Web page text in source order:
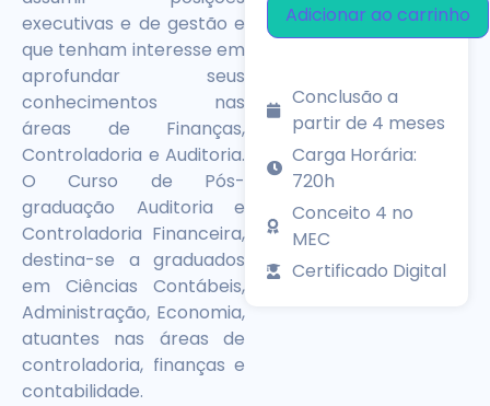
executivas e de gestão e
que tenham interesse em
aprofundar seus
conhecimentos nas
áreas de Finanças,
Controladoria e Auditoria.
O Curso de Pós-
graduação Auditoria e
Controladoria Financeira,
destina-se a graduados
em Ciências Contábeis,
Administração, Economia,
atuantes nas áreas de
controladoria, finanças e
contabilidade.
Adicionar ao carrinho
Conclusão a
partir de 4 meses
Carga Horária:
720h
Conceito 4 no
MEC
Certificado Digital